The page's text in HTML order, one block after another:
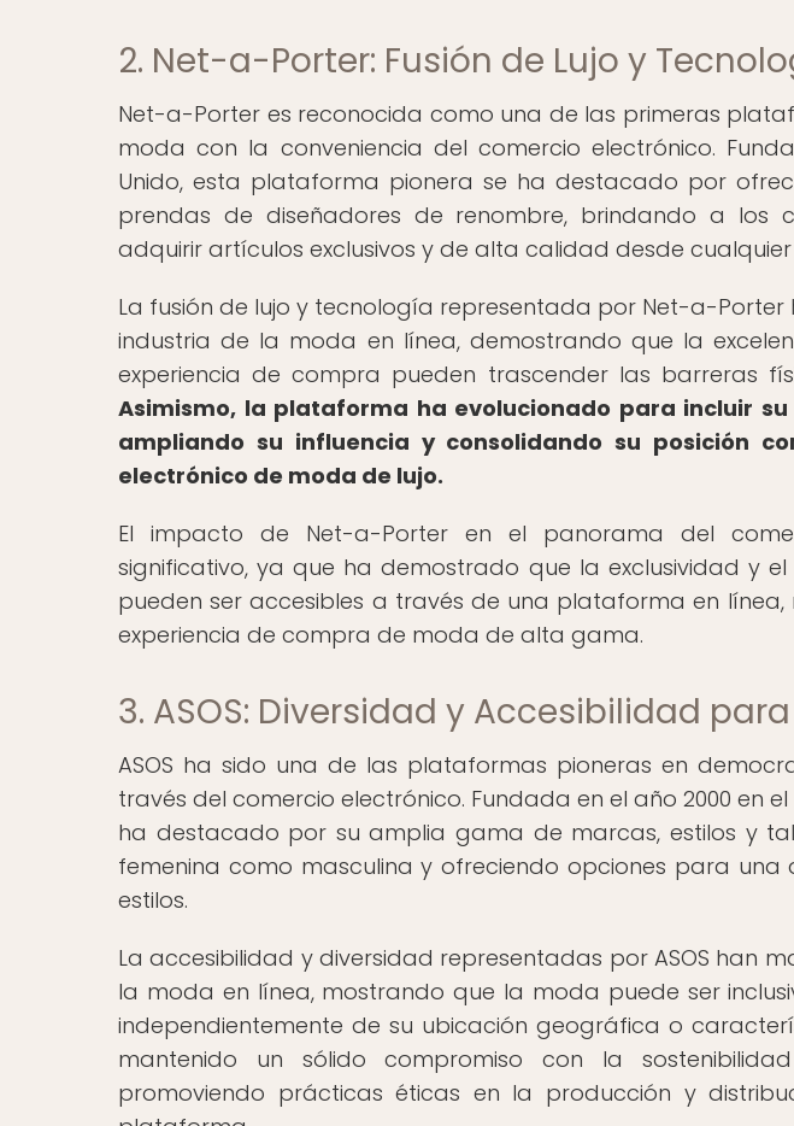
2. Net-a-Porter: Fusión de Lujo y
Net-a-Porter es reconocida como una de las primeras
moda con la conveniencia del comercio electrónico.
Unido, esta plataforma pionera se ha destacado por
prendas de diseñadores de renombre, brindando a los
adquirir artículos exclusivos y de alta calidad desde
La fusión de lujo y tecnología representada por Net-a-
industria de la moda en línea, demostrando que la
experiencia de compra pueden trascender las barreras
Asimismo, la plataforma ha evolucionado para incluir su
ampliando su influencia y consolidando su posición
electrónico de moda de lujo.
El impacto de Net-a-Porter en el panorama del
significativo, ya que ha demostrado que la exclusividad y
pueden ser accesibles a través de una plataforma en
experiencia de compra de moda de alta gama.
3. ASOS: Diversidad y Accesibilidad
ASOS ha sido una de las plataformas pioneras en
través del comercio electrónico. Fundada en el año 2000 en
ha destacado por su amplia gama de marcas, estilos y
femenina como masculina y ofreciendo opciones para
estilos.
La accesibilidad y diversidad representadas por ASOS han
la moda en línea, mostrando que la moda puede ser
independientemente de su ubicación geográfica o
mantenido un sólido compromiso con la
promoviendo prácticas éticas en la producción y